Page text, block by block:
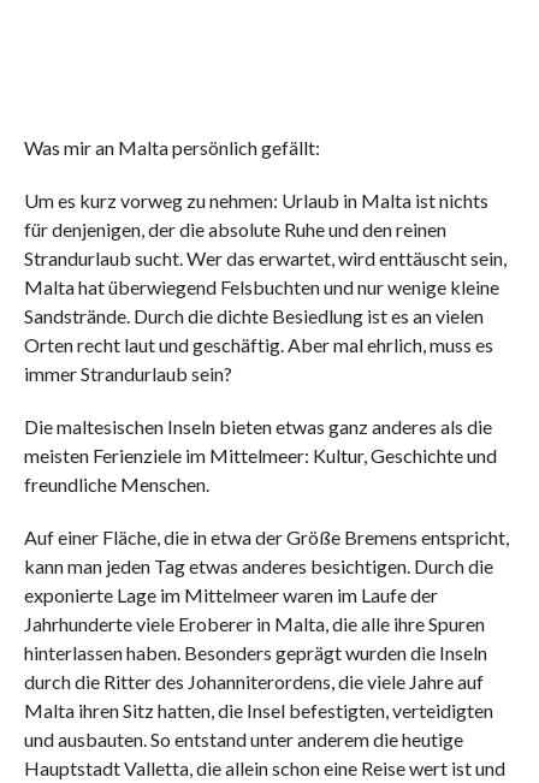
Was mir an Malta persönlich gefällt:
Um es kurz vorweg zu nehmen: Urlaub in Malta ist nichts
für denjenigen, der die absolute Ruhe und den reinen
Strandurlaub sucht. Wer das erwartet, wird enttäuscht sein,
Malta hat überwiegend Felsbuchten und nur wenige kleine
Sandstrände. Durch die dichte Besiedlung ist es an vielen
Orten recht laut und geschäftig. Aber mal ehrlich, muss es
immer Strandurlaub sein?
Die maltesischen Inseln bieten etwas ganz anderes als die
meisten Ferienziele im Mittelmeer: Kultur, Geschichte und
freundliche Menschen.
Auf einer Fläche, die in etwa der Größe Bremens entspricht,
kann man jeden Tag etwas anderes besichtigen. Durch die
exponierte Lage im Mittelmeer waren im Laufe der
Jahrhunderte viele Eroberer in Malta, die alle ihre Spuren
hinterlassen haben. Besonders geprägt wurden die Inseln
durch die Ritter des Johanniterordens, die viele Jahre auf
Malta ihren Sitz hatten, die Insel befestigten, verteidigten
und ausbauten. So entstand unter anderem die heutige
Hauptstadt Valletta, die allein schon eine Reise wert ist und